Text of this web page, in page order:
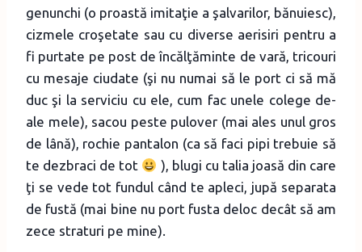
genunchi (o proastă imitaţie a şalvarilor, bănuiesc),
cizmele croşetate sau cu diverse aerisiri pentru a
fi purtate pe post de încălţăminte de vară, tricouri
cu mesaje ciudate (şi nu numai să le port ci să mă
duc şi la serviciu cu ele, cum fac unele colege de-
ale mele), sacou peste pulover (mai ales unul gros
de lână), rochie pantalon (ca să faci pipi trebuie să
te dezbraci de tot
), blugi cu talia joasă din care
ţi se vede tot fundul când te apleci, jupă separata
de fustă (mai bine nu port fusta deloc decât să am
zece straturi pe mine).